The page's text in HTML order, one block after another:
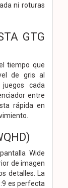
ni roturas
GTG
tiempo que
de gris al
cada
entre
rápida en
Wide
de imagen
detalles. La
es perfecta